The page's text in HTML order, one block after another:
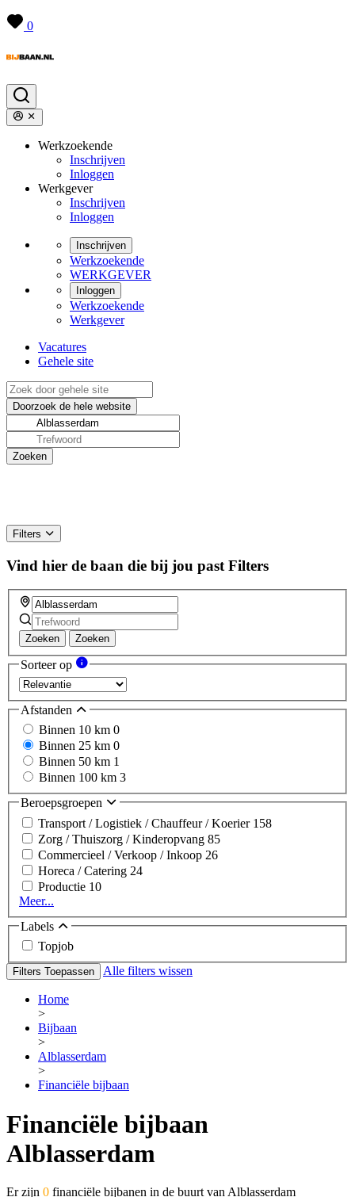
0
Werkzoekende
Inschrijven
Inloggen
Werkgever
Inschrijven
Inloggen
Inschrijven
Werkzoekende
WERKGEVER
Inloggen
Werkzoekende
Werkgever
Vacatures
Gehele site
Filters
Vind hier de baan die bij jou past Filters
Zoeken Zoeken
Sorteer op
Afstanden
Binnen 10 km 0
Binnen 25 km 0
Binnen 50 km 1
Binnen 100 km 3
Beroepsgroepen
Transport / Logistiek / Chauffeur / Koerier 158
Zorg / Thuiszorg / Kinderopvang 85
Commercieel / Verkoop / Inkoop 26
Horeca / Catering 24
Productie 10
Meer...
Labels
Topjob
Filters Toepassen Alle filters wissen
Home
>
Bijbaan
>
Alblasserdam
>
Financiële bijbaan
Financiële bijbaan
Alblasserdam
Er zijn 0 financiële bijbanen in de buurt van Alblasserdam